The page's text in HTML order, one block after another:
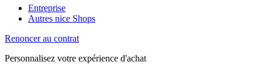
Entreprise
Autres nice Shops
Renoncer au contrat
Personnalisez votre expérience d'achat